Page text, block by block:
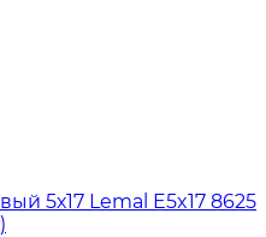
5х17 Lemal E5x17 8625